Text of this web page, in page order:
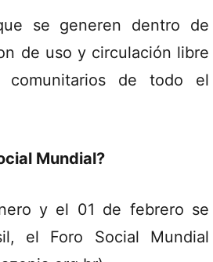
se generen dentro de
de uso y circulación libre
comunitarios de todo el
Mundial?
y el 01 de febrero se
el Foro Social Mundial